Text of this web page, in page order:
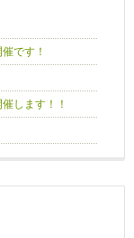
です！
します！！